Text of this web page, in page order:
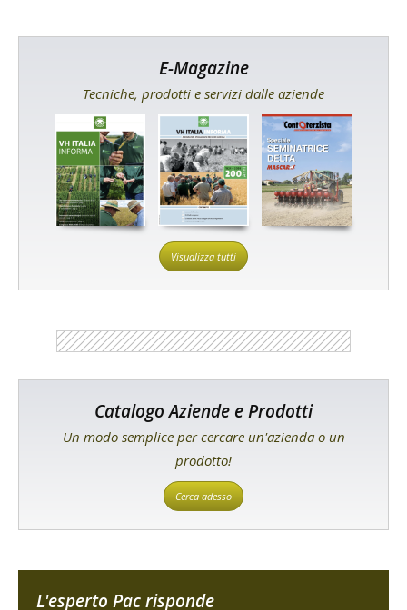
E-Magazine
Tecniche, prodotti e servizi dalle aziende
Visualizza tutti
Catalogo Aziende e Prodotti
Un modo semplice per cercare un'azienda o un
prodotto!
Cerca adesso
L'esperto Pac risponde